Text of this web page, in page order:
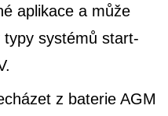
aplikace a může
systémů start-
z baterie AGM